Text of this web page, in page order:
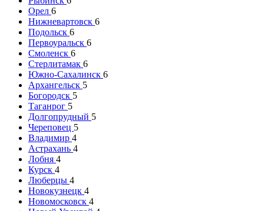
Орел 6
Нижневартовск 6
Подольск 6
Первоуральск 6
Смоленск 6
Стерлитамак 6
Южно-Сахалинск 6
Архангельск 5
Богородск 5
Таганрог 5
Долгопрудный 5
Череповец 5
Владимир 4
Астрахань 4
Лобня 4
Курск 4
Люберцы 4
Новокузнецк 4
Новомосковск 4